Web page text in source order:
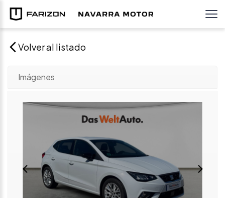
Volver al listado
Imágenes